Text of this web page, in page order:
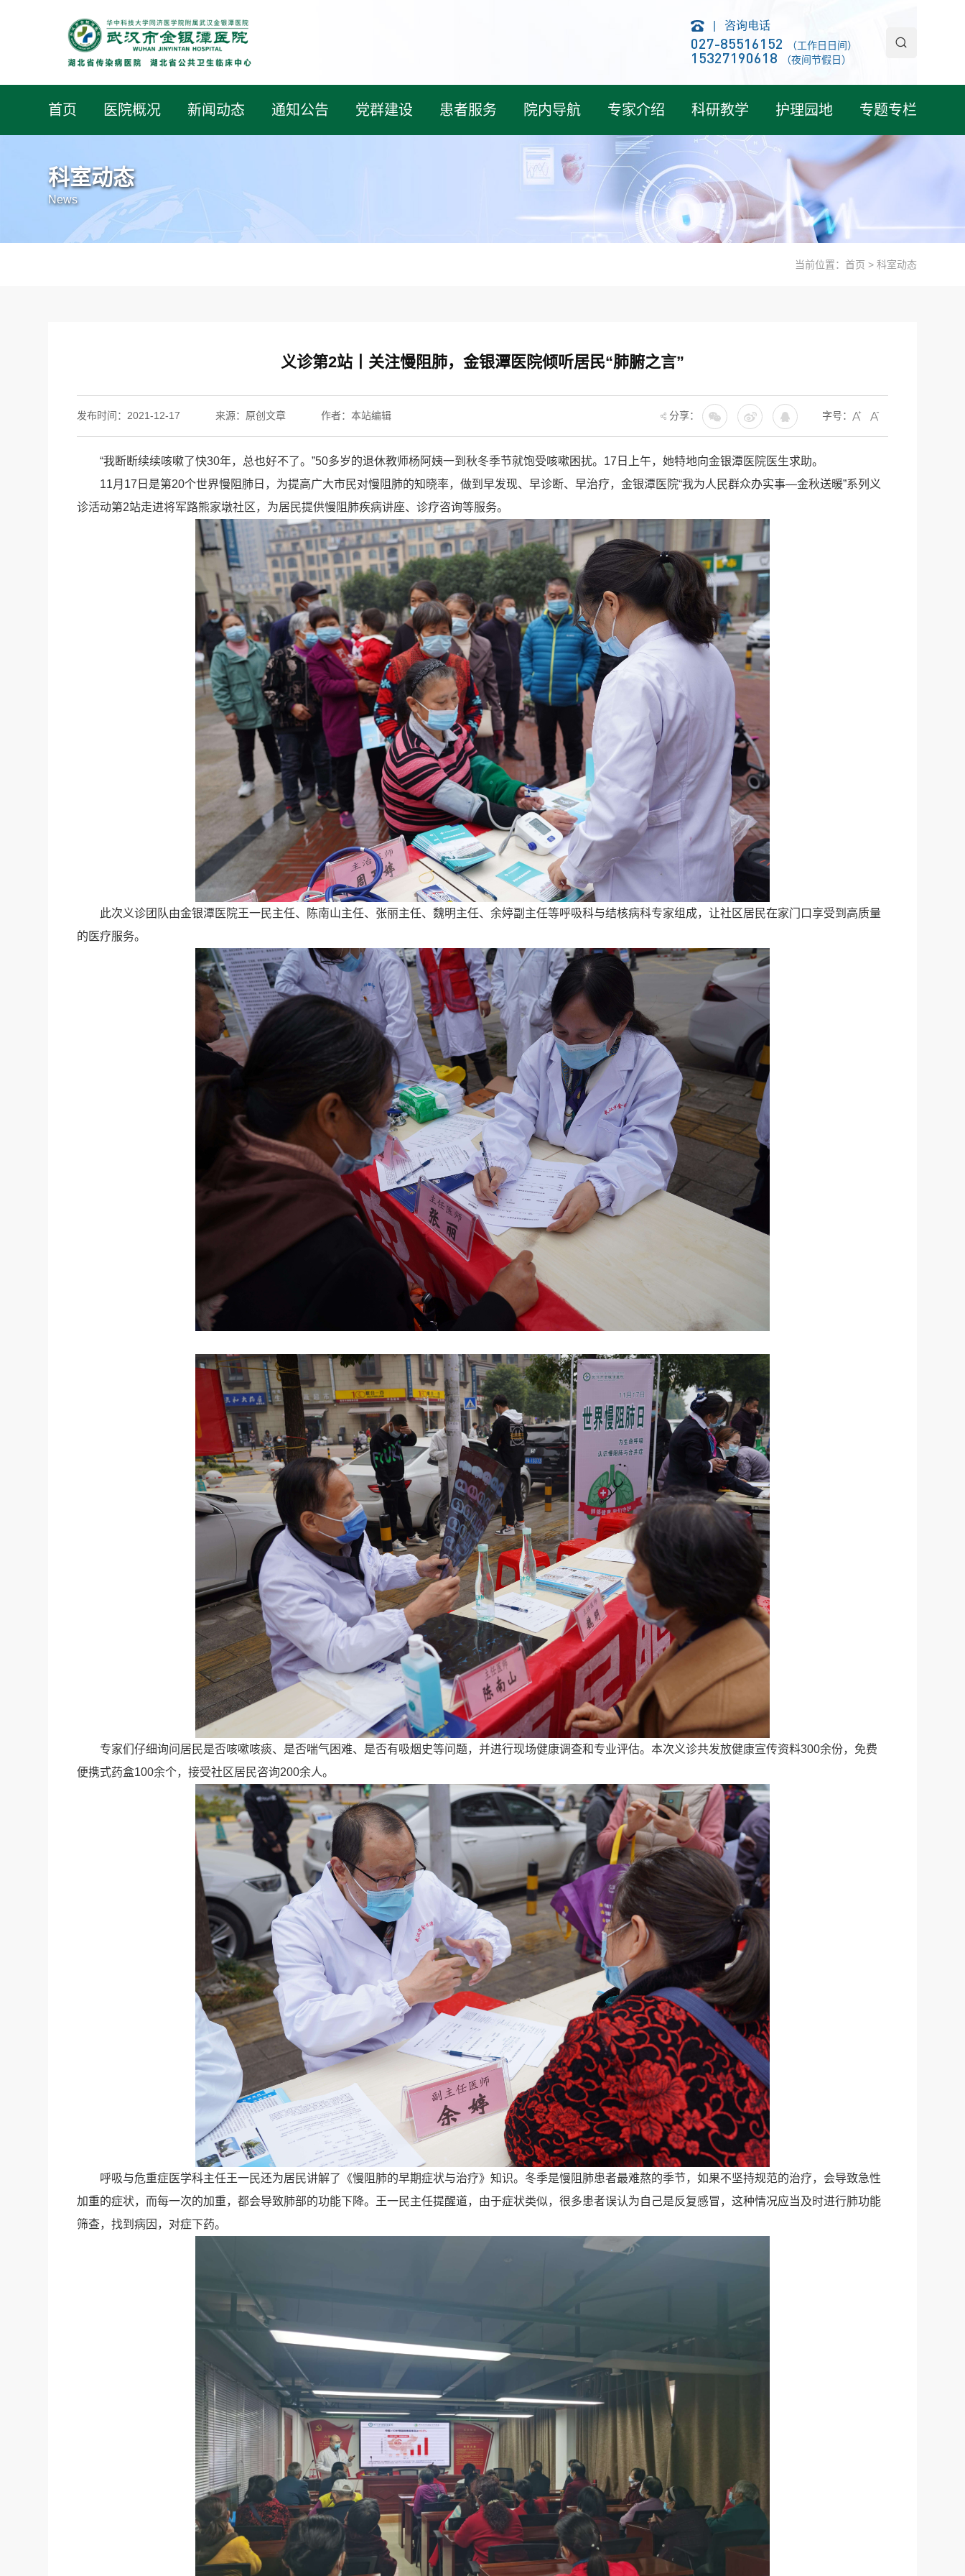
咨询电话
027-85516152 （工作日日间）
15327190618 （夜间节假日）
首页 医院概况 新闻动态 通知公告 党群建设 患者服务 院内导航 专家介绍 科研教学 护理园地 专题专栏
科室动态
News
当前位置： 首页 > 科室动态
义诊第2站丨关注慢阻肺，金银潭医院倾听居民“肺腑之言”
发布时间：2021-12-17 来源：原创文章 作者：本站编辑 分享： 字号：
“我断断续续咳嗽了快30年，总也好不了。”50多岁的退休教师杨阿姨一到秋冬季节就饱受咳嗽困扰。17日上午，她特地向金银潭医院医生求助。
11月17日是第20个世界慢阻肺日，为提高广大市民对慢阻肺的知晓率，做到早发现、早诊断、早治疗，金银潭医院“我为人民群众办实事—金秋送暖”系列义
诊活动第2站走进将军路熊家墩社区，为居民提供慢阻肺疾病讲座、诊疗咨询等服务。
此次义诊团队由金银潭医院王一民主任、陈南山主任、张丽主任、魏明主任、余婷副主任等呼吸科与结核病科专家组成，让社区居民在家门口享受到高质量
的医疗服务。
专家们仔细询问居民是否咳嗽咳痰、是否喘气困难、是否有吸烟史等问题，并进行现场健康调查和专业评估。本次义诊共发放健康宣传资料300余份，免费
便携式药盒100余个，接受社区居民咨询200余人。
呼吸与危重症医学科主任王一民还为居民讲解了《慢阻肺的早期症状与治疗》知识。冬季是慢阻肺患者最难熬的季节，如果不坚持规范的治疗，会导致急性
加重的症状，而每一次的加重，都会导致肺部的功能下降。王一民主任提醒道，由于症状类似，很多患者误认为自己是反复感冒，这种情况应当及时进行肺功能
筛查，找到病因，对症下药。